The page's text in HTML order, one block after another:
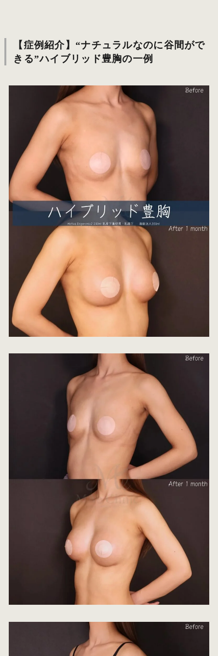
【症例紹介】“ナチュラルなのに谷間がで
きる”ハイブリッド豊胸の一例